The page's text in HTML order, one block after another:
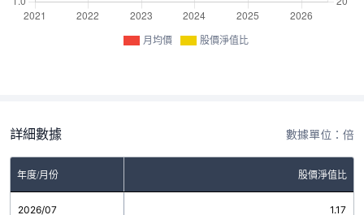
月均價 股價淨值比
詳細數據 數據單位：倍
年度/月份 股價淨值比
2026/07 1.17